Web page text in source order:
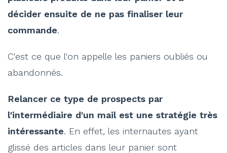
décider ensuite de ne pas finaliser leur
commande.
C'est ce que l'on appelle les paniers oubliés ou
abandonnés.
Relancer ce type de prospects par
l'intermédiaire d'un mail est une stratégie très
intéressante. En effet, les internautes ayant
glissé des articles dans leur panier sont